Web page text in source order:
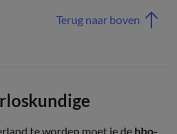
Terug naar boven
te worden moet je de hbo-